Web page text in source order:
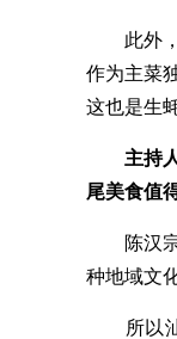
此外，
作为主菜
这也是生
主持
尾美食值
陈汉宗
种地域文
所以汕